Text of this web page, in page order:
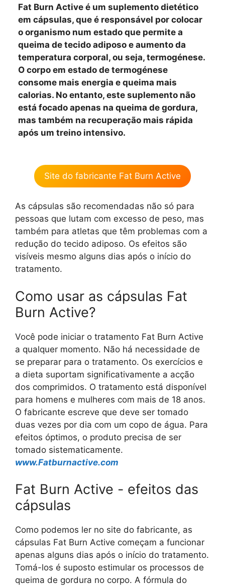
Fat Burn Active é um suplemento dietético
em cápsulas, que é responsável por colocar
o organismo num estado que permite a
queima de tecido adiposo e aumento da
temperatura corporal, ou seja, termogénese.
O corpo em estado de termogénese
consome mais energia e queima mais
calorias. No entanto, este suplemento não
está focado apenas na queima de gordura,
mas também na recuperação mais rápida
após um treino intensivo.
Site do fabricante Fat Burn Active
As cápsulas são recomendadas não só para
pessoas que lutam com excesso de peso, mas
também para atletas que têm problemas com a
redução do tecido adiposo. Os efeitos são
visíveis mesmo alguns dias após o início do
tratamento.
Como usar as cápsulas Fat
Burn Active?
Você pode iniciar o tratamento Fat Burn Active
a qualquer momento. Não há necessidade de
se preparar para o tratamento. Os exercícios e
a dieta suportam significativamente a acção
dos comprimidos. O tratamento está disponível
para homens e mulheres com mais de 18 anos.
O fabricante escreve que deve ser tomado
duas vezes por dia com um copo de água. Para
efeitos óptimos, o produto precisa de ser
tomado sistematicamente.
www.Fatburnactive.com
Fat Burn Active - efeitos das
cápsulas
Como podemos ler no site do fabricante, as
cápsulas Fat Burn Active começam a funcionar
apenas alguns dias após o início do tratamento.
Tomá-los é suposto estimular os processos de
queima de gordura no corpo. A fórmula do